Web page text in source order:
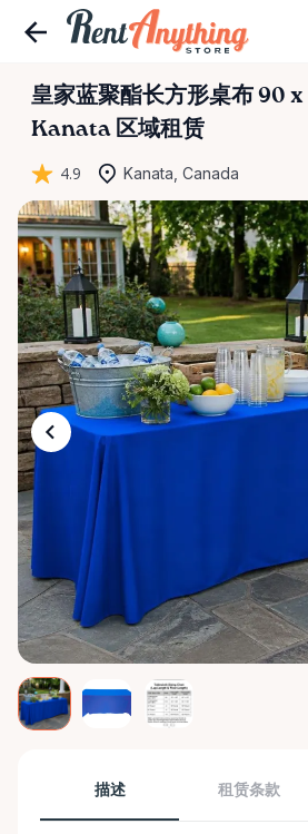
皇家蓝聚酯长方形桌布 90 x
Kanata 区域租赁
4.9 Kanata, Canada
描述 租赁条款